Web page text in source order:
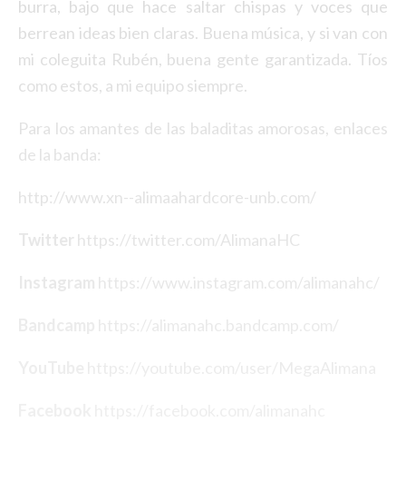
burra, bajo que hace saltar chispas y voces que
berrean ideas bien claras. Buena música, y si van con
mi coleguita Rubén, buena gente garantizada. Tíos
como estos, a mi equipo siempre.
Para los amantes de las baladitas amorosas, enlaces
de la banda:
http://www.xn--alimaahardcore-unb.com/
Twitter https://twitter.com/AlimanaHC
https://www.instagram.com/alimanahc/